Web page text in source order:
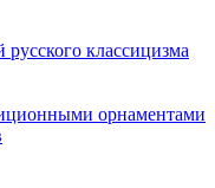
классицизма
орнаментами